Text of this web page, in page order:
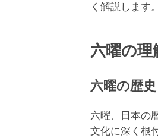
く解説します。
六曜の理
六曜の歴
六曜、日本の
文化に深く根